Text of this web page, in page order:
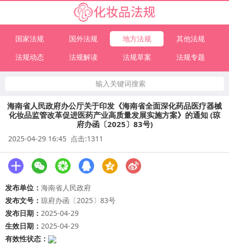
国家法规 国外法规 地方法规
其他法规
法规动态
法规解读 法规草案 法规专题
输入关键词搜索
海南省人民政府办公厅关于印发《海南省全面深化药品医疗器械
化妆品监管改革促进医药产业高质量发展实施方案》的通知 (琼
府办函〔2025〕83号)
2025-04-29 16:45 点击:1311
发布单位： 海南省人民政府
发布文号： 琼府办函〔2025〕83号
发布日期： 2025-04-29
生效日期： 2025-04-29
有效性状态：